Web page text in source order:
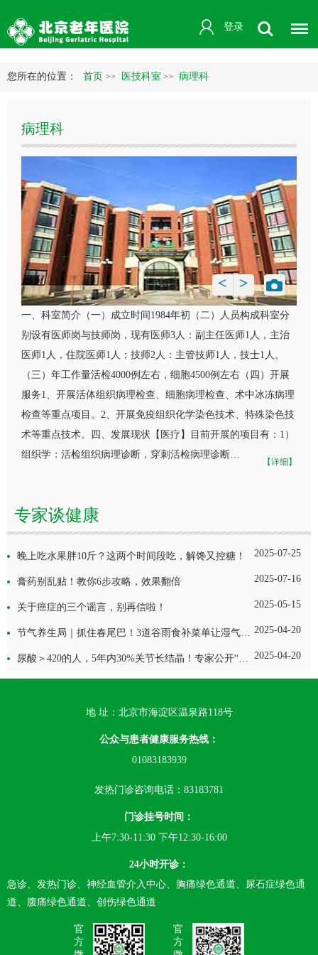
登录
您所在的位置： 首页 >> 医技科室 >> 病理科
病理科
< >
一、科室简介（一）成立时间1984年初（二）人员构成科室分
别设有医师岗与技师岗，现有医师3人：副主任医师1人，主治
医师1人，住院医师1人；技师2人：主管技师1人，技士1人。
（三）年工作量活检4000例左右，细胞4500例左右（四）开展
服务1、开展活体组织病理检查、细胞病理检查、术中冰冻病理
检查等重点项目。2、开展免疫组织化学染色技术、特殊染色技
术等重点技术。四、发展现状【医疗】目前开展的项目有：1）
组织学：活检组织病理诊断，穿刺活检病理诊断…
【详细】
专家谈健康
2025-07-25
晚上吃水果胖10斤？这两个时间段吃，解馋又控糖！
2025-07-16
膏药别乱贴！教你6步攻略，效果翻倍
2025-05-15
关于癌症的三个谣言，别再信啦！
2025-04-20
节气养生局｜抓住春尾巴！3道谷雨食补菜单让湿气绕道走！
2025-04-20
尿酸＞420的人，5年内30%关节长结晶！专家公开“控风”修炼三步曲
地 址：北京市海淀区温泉路118号
公众与患者健康服务热线：
01083183939
发热门诊咨询电话：83183781
门诊挂号时间：
上午7:30-11:30 下午12:30-16:00
24小时开诊：
急诊、发热门诊、神经血管介入中心、胸痛绿色通道、尿石症绿色通
道、腹痛绿色通道、创伤绿色通道
官
方
官
方